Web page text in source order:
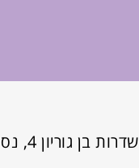
שדרות בן גוריון 4, נס ציונה